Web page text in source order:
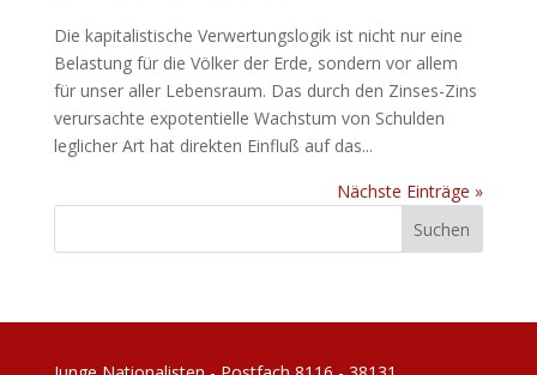
Die kapitalistische Verwertungslogik ist nicht nur eine
Belastung für die Völker der Erde, sondern vor allem
für unser aller Lebensraum. Das durch den Zinses-Zins
verursachte expotentielle Wachstum von Schulden
leglicher Art hat direkten Einfluß auf das...
Nächste Einträge »